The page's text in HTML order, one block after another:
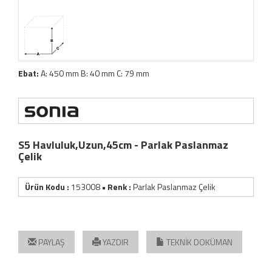
Ebat:A: 450 mm B: 40 mm C: 79 mm
S5 Havluluk,Uzun,45cm - Parlak Paslanmaz
Çelik
Ürün Kodu : 153008• Renk :Parlak Paslanmaz Çelik
PAYLAŞ YAZDIR TEKNİK DOKÜMAN